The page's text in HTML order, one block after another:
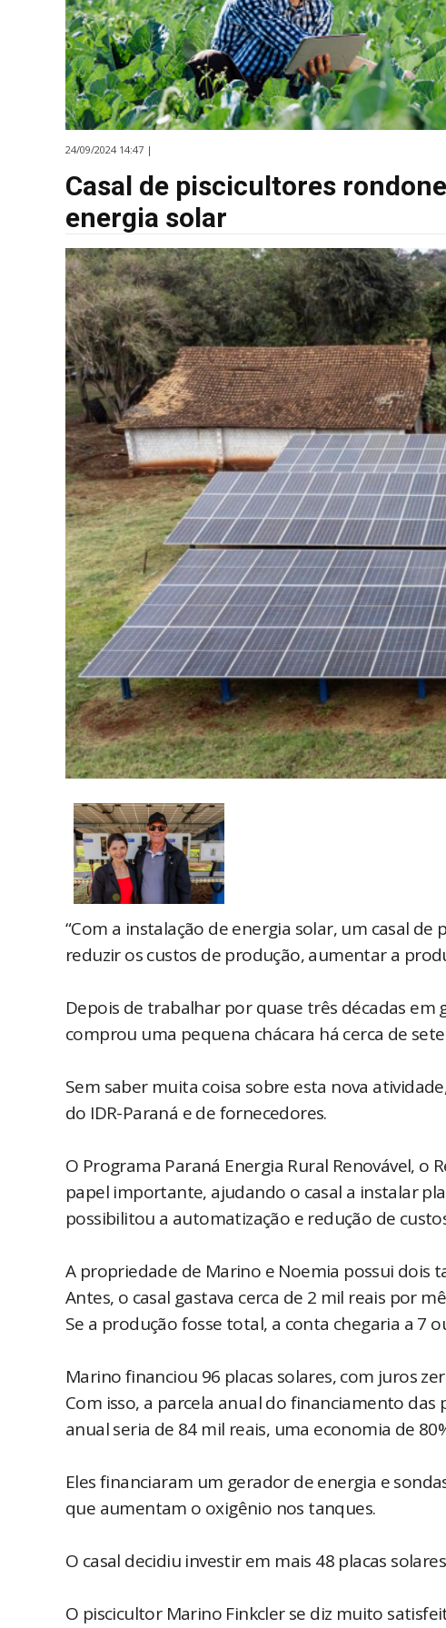
24/09/2024 14:47 |
Casal de piscicultores
energia solar
“Com a instalação de energia solar, um casal
reduzir os custos de produção, aumentar a
Depois de trabalhar por quase três décadas em
comprou uma pequena chácara há cerca de
Sem saber muita coisa sobre esta nova
do IDR-Paraná e de fornecedores.
O Programa Paraná Energia Rural Renovável, o
papel importante, ajudando o casal a instalar
possibilitou a automatização e redução de
A propriedade de Marino e Noemia possui dois
Antes, o casal gastava cerca de 2 mil reais por
Se a produção fosse total, a conta chegaria a 7
Marino financiou 96 placas solares, com juros
Com isso, a parcela anual do financiamento
anual seria de 84 mil reais, uma economia de
Eles financiaram um gerador de energia e
que aumentam o oxigênio nos tanques.
O casal decidiu investir em mais 48 placas
O piscicultor Marino Finkcler se diz muito